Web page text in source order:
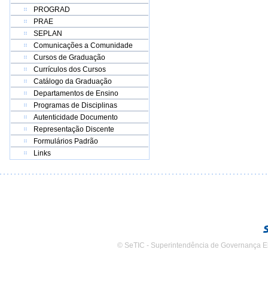
PROGRAD
PRAE
SEPLAN
Comunicações a Comunidade
Cursos de Graduação
Currículos dos Cursos
Catálogo da Graduação
Departamentos de Ensino
Programas de Disciplinas
Autenticidade Documento
Representação Discente
Formulários Padrão
Links
© SeTIC - Superintendência de Governança